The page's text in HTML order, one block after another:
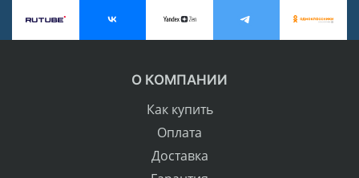
О КОМПАНИИ
Как купить
Оплата
Доставка